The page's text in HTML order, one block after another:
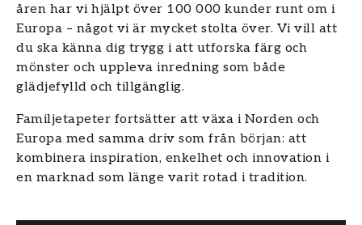
åren har vi hjälpt över 100 000 kunder runt om i
Europa – något vi är mycket stolta över. Vi vill att
du ska känna dig trygg i att utforska färg och
mönster och uppleva inredning som både
glädjefylld och tillgänglig.
Familjetapeter fortsätter att växa i Norden och
Europa med samma driv som från början: att
kombinera inspiration, enkelhet och innovation i
en marknad som länge varit rotad i tradition.